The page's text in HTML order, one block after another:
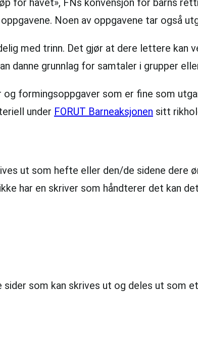
for havet», FNs konvensjon for barns
Noen av oppgavene tar også
med trinn. Det gjør at dere lettere kan
danne grunnlag for samtaler i grupper
formingsoppgaver som er fine som
under FORUT Barneaksjonen sitt
ut som hefte eller den/de sidene dere
har en skriver som håndterer det kan
som kan skrives ut og deles ut som